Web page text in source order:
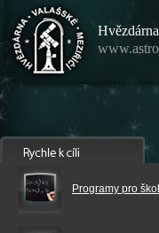
Programy pro